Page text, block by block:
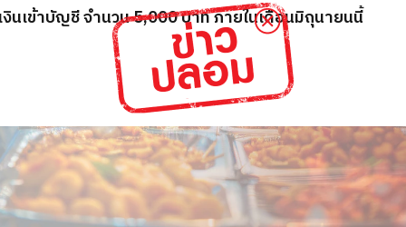
นเข้าบัญชี จำนวน 5,000 บาท ภายในเดือนมิถุนายนนี้